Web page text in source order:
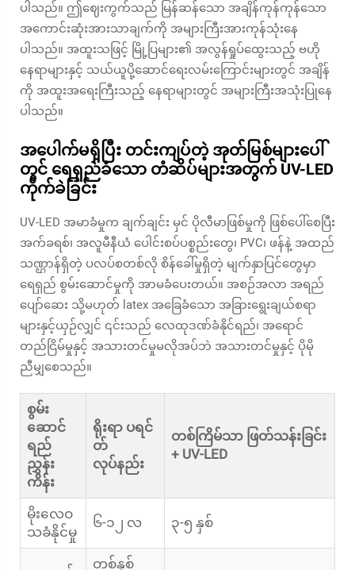
ပါသည်။ ဤဈေးကွက်သည် မြန်ဆန်သော အချိန်ကုန်ကုန်သော
အကောင်းဆုံးအားသာချက်ကို အများကြီးအားကုန်သုံးနေ
ပါသည်။ အထူးသဖြင့် မြို့ပြများ၏ အလွန်ရှုပ်ထွေးသည့် ဗဟို
နေရာများနှင့် သယ်ယူပို့ဆောင်ရေးလမ်းကြောင်းများတွင် အချိန်
ကို အထူးအရေးကြီးသည့် နေရာများတွင် အများကြီးအသုံးပြုနေ
ပါသည်။
အပေါက်မရှိပြီး တင်းကျပ်တဲ့ အုတ်မြစ်များပေါ်
တွင် ရေရှည်ခံသော တံဆိပ်များအတွက် UV-LED
ကိုက်ခဲခြင်း
UV-LED အမာခံမှုက ချက်ချင်း မှင် ပိုလီမာဖြစ်မှုကို ဖြစ်ပေါ်စေပြီး
အက်ခရစ်၊ အလူမီနီယံ ပေါင်းစပ်ပစ္စည်းတွေ၊ PVC၊ ဖန်နဲ့ အထည်
သဏ္ဌာန်ရှိတဲ့ ပလပ်စတစ်လို စိန်ခေါ်မှုရှိတဲ့ မျက်နှာပြင်တွေမှာ
ရေရှည် စွမ်းဆောင်မှုကို အာမခံပေးတယ်။ အစဉ်အလာ အရည်
ပျော်ဆေး သို့မဟုတ် latex အခြေခံသော အခြားရွေးချယ်စရာ
များနှင့်ယှဉ်လျှင် ၎င်းသည် လေထုဒဏ်ခံနိုင်ရည်၊ အရောင်
တည်ငြိမ်မှုနှင့် အသားတင်မှုမလိုအပ်ဘဲ အသားတင်မှုနှင့် ပိုမို
ညီမျှစေသည်။
စွမ်း
ဆောင်
ရည်
ညွှန်း
ကိန်း
ရိုးရာ ပရင်
တ်
လုပ်နည်း
တစ်ကြိမ်သာ ဖြတ်သန်းခြင်း
+ UV-LED
မိုးလေဝ
သခံနိုင်မှု
၆-၁၂ လ ၃-၅ နှစ်
တစ်နှစ်